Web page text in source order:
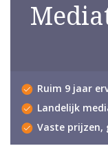
Ruim 9 jaar
Landelijk
Vaste prijzen,